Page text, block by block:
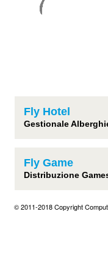
Fly Hotel
Gestionale
Fly Game
Distribuzione
© 2011-2018 Copyright